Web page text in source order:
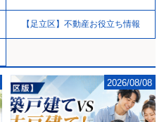
【足立区】不動産お役立ち情報
2026/08/08